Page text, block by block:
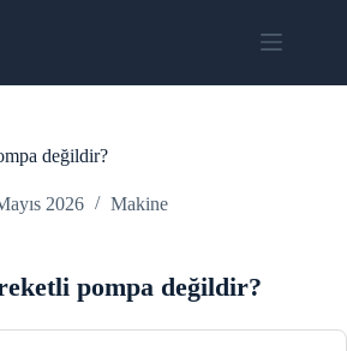
değildir?
2026 Makine
pompa değildir?